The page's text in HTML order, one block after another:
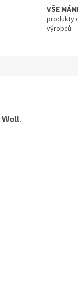
VŠE
produkty
výrobců
Woll